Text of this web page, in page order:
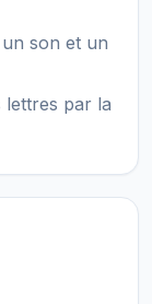
son et un
lettres par la